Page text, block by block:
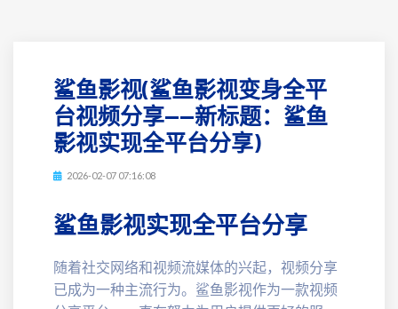
鲨鱼影视(鲨鱼影视变身全平
台视频分享——新标题：鲨鱼
影视实现全平台分享)
2026-02-07 07:16:08
鲨鱼影视实现全平台分享
随着社交网络和视频流媒体的兴起，视频分享
已成为一种主流行为。鲨鱼影视作为一款视频